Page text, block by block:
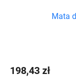
Mata
198,43 zł